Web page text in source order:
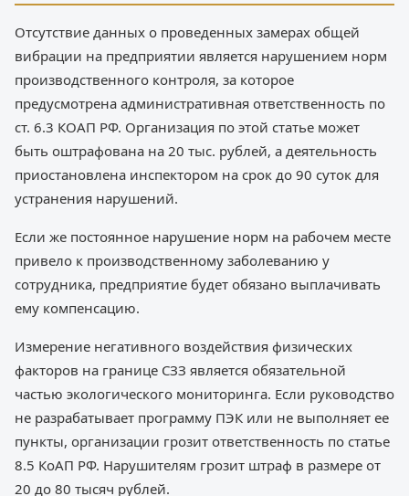
Отсутствие данных о проведенных замерах общей
вибрации на предприятии является нарушением норм
производственного контроля, за которое
предусмотрена административная ответственность по
ст. 6.3 КОАП РФ. Организация по этой статье может
быть оштрафована на 20 тыс. рублей, а деятельность
приостановлена инспектором на срок до 90 суток для
устранения нарушений.
Если же постоянное нарушение норм на рабочем месте
привело к производственному заболеванию у
сотрудника, предприятие будет обязано выплачивать
ему компенсацию.
Измерение негативного воздействия физических
факторов на границе СЗЗ является обязательной
частью экологического мониторинга. Если руководство
не разрабатывает программу ПЭК или не выполняет ее
пункты, организации грозит ответственность по статье
8.5 КоАП РФ. Нарушителям грозит штраф в размере от
20 до 80 тысяч рублей.